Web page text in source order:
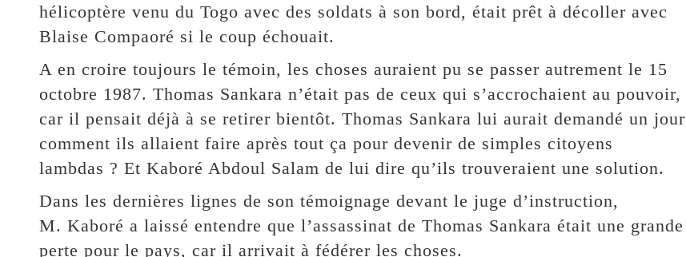
hélicoptère venu du Togo avec des soldats à son bord, était prêt à décoller avec
Blaise Compaoré si le coup échouait.
A en croire toujours le témoin, les choses auraient pu se passer autrement le 15
octobre 1987. Thomas Sankara n’était pas de ceux qui s’accrochaient au pouvoir,
car il pensait déjà à se retirer bientôt. Thomas Sankara lui aurait demandé un jour
comment ils allaient faire après tout ça pour devenir de simples citoyens
lambdas ? Et Kaboré Abdoul Salam de lui dire qu’ils trouveraient une solution.
Dans les dernières lignes de son témoignage devant le juge d’instruction,
M. Kaboré a laissé entendre que l’assassinat de Thomas Sankara était une grande
perte pour le pays, car il arrivait à fédérer les choses.